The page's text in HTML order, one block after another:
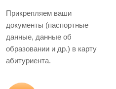
Прикрепляем ваши
документы (паспортные
данные, данные об
образовании и др.) в карту
абитуриента.